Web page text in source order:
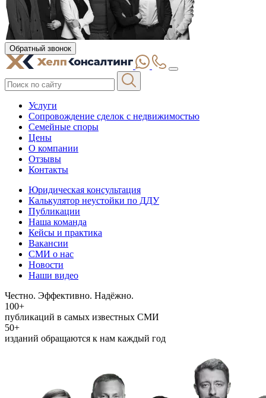
Обратный звонок
Услуги
Сопровождение сделок с недвижимостью
Семейные споры
Цены
О компании
Отзывы
Контакты
Юридическая консультация
Калькулятор неустойки по ДДУ
Публикации
Наша команда
Кейсы и практика
Вакансии
СМИ о нас
Новости
Наши видео
Честно. Эффективно. Надёжно.
100+
публикаций в самых известных СМИ
50+
изданий обращаются к нам каждый год